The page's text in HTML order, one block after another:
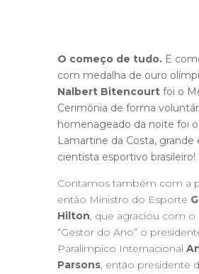
O começo de tudo.E
com medalha de ouro
Nalbert Bitencourtfoi o
Cerimônia de forma
homenageado da noite foi
Lamartine da Costa, grande
cientista esportivo brasileiro!
Contamos também com a
então Ministro do Esporte
Hilton, que agraciou com
“Gestor do Ano” o
Paralímpico Internacional
Parsons, então presidente